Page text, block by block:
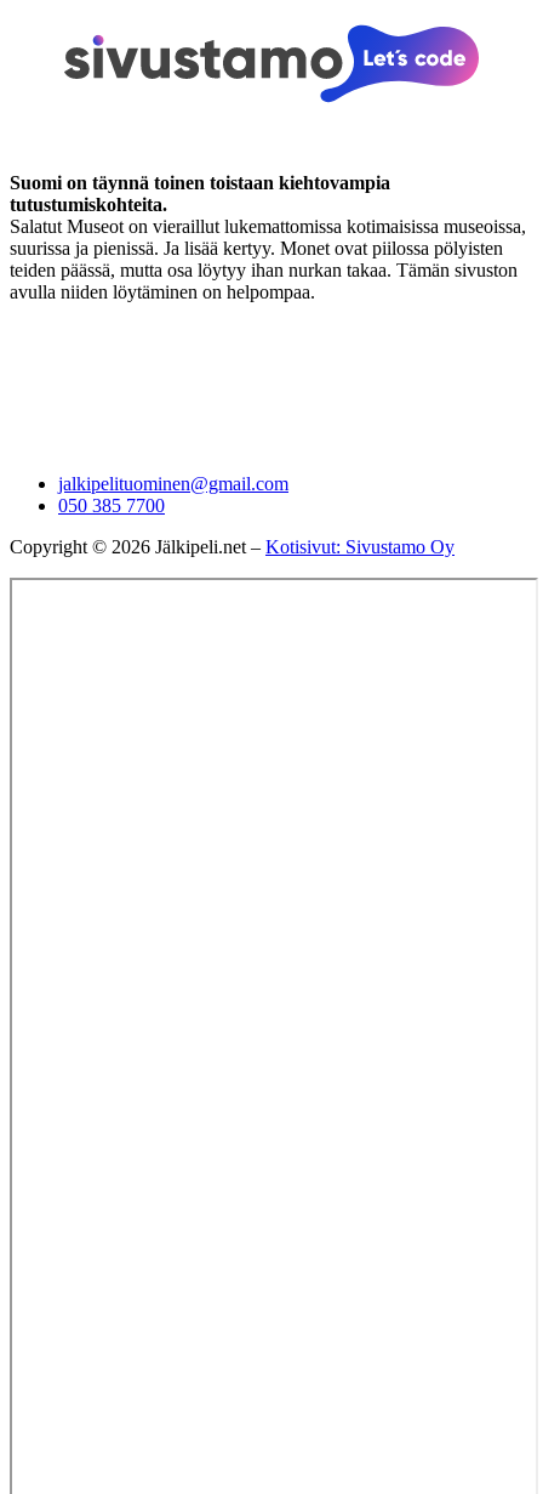
Suomi on täynnä toinen toistaan kiehtovampia
tutustumiskohteita.
Salatut Museot on vieraillut lukemattomissa kotimaisissa museoissa,
suurissa ja pienissä. Ja lisää kertyy. Monet ovat piilossa pölyisten
teiden päässä, mutta osa löytyy ihan nurkan takaa. Tämän sivuston
avulla niiden löytäminen on helpompaa.
jalkipelituominen@gmail.com
050 385 7700
Copyright © 2026 Jälkipeli.net – Kotisivut: Sivustamo Oy